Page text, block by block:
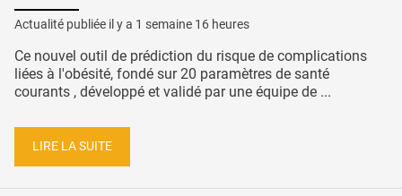
Actualité publiée il y a 1 semaine 16 heures
Ce nouvel outil de prédiction du risque de complications
liées à l'obésité, fondé sur 20 paramètres de santé
courants , développé et validé par une équipe de ...
LIRE LA SUITE